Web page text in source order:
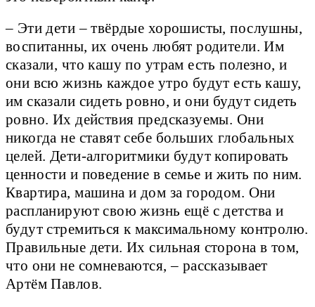
– Эти дети – твёрдые хорошисты, послушны,
воспитанны, их очень любят родители. Им
сказали, что кашу по утрам есть полезно, и
они всю жизнь каждое утро будут есть кашу,
им сказали сидеть ровно, и они будут сидеть
ровно. Их действия предсказуемы. Они
никогда не ставят себе больших глобальных
целей. Дети-алгоритмики будут копировать
ценности и поведение в семье и жить по ним.
Квартира, машина и дом за городом. Они
распланируют свою жизнь ещё с детства и
будут стремиться к максимальному контролю.
Правильные дети. Их сильная сторона в том,
что они не сомневаются, – рассказывает
Артём Павлов.